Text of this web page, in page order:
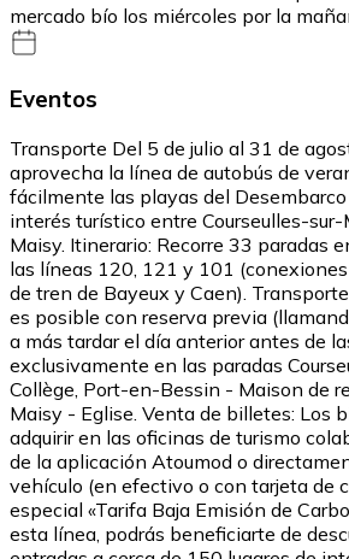
mercado bío los miércoles por la
Eventos
Transporte Del 5 de julio al 31 de
aprovecha la línea de autobús de
fácilmente las playas del Desembarco
interés turístico entre Courseulles-
Maisy. Itinerario: Recorre 33 paradas
las líneas 120, 121 y 101
de tren de Bayeux y Caen).
es posible con reserva previa
a más tardar el día anterior antes de
exclusivamente en las paradas
Collège, Port-en-Bessin - Maison de
Maisy - Eglise. Venta de billetes: Los
adquirir en las oficinas de turismo
de la aplicación Atoumod o
vehículo (en efectivo o con tarjeta de
especial «Tarifa Baja Emisión de
esta línea, podrás beneficiarte de